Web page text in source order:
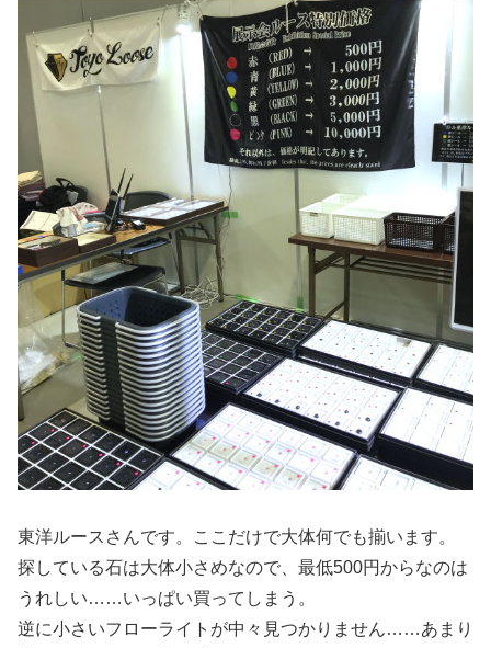
東洋ルースさんです。ここだけで大体何でも揃います。
探している石は大体小さめなので、最低500円からなのは
うれしい……いっぱい買ってしまう。
逆に小さいフローライトが中々見つかりません……あまり